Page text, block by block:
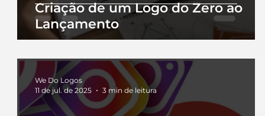
Criação de um Logo do Zero ao
Lançamento
We Do Logos
11 de jul. de 2025
3 min de leitura